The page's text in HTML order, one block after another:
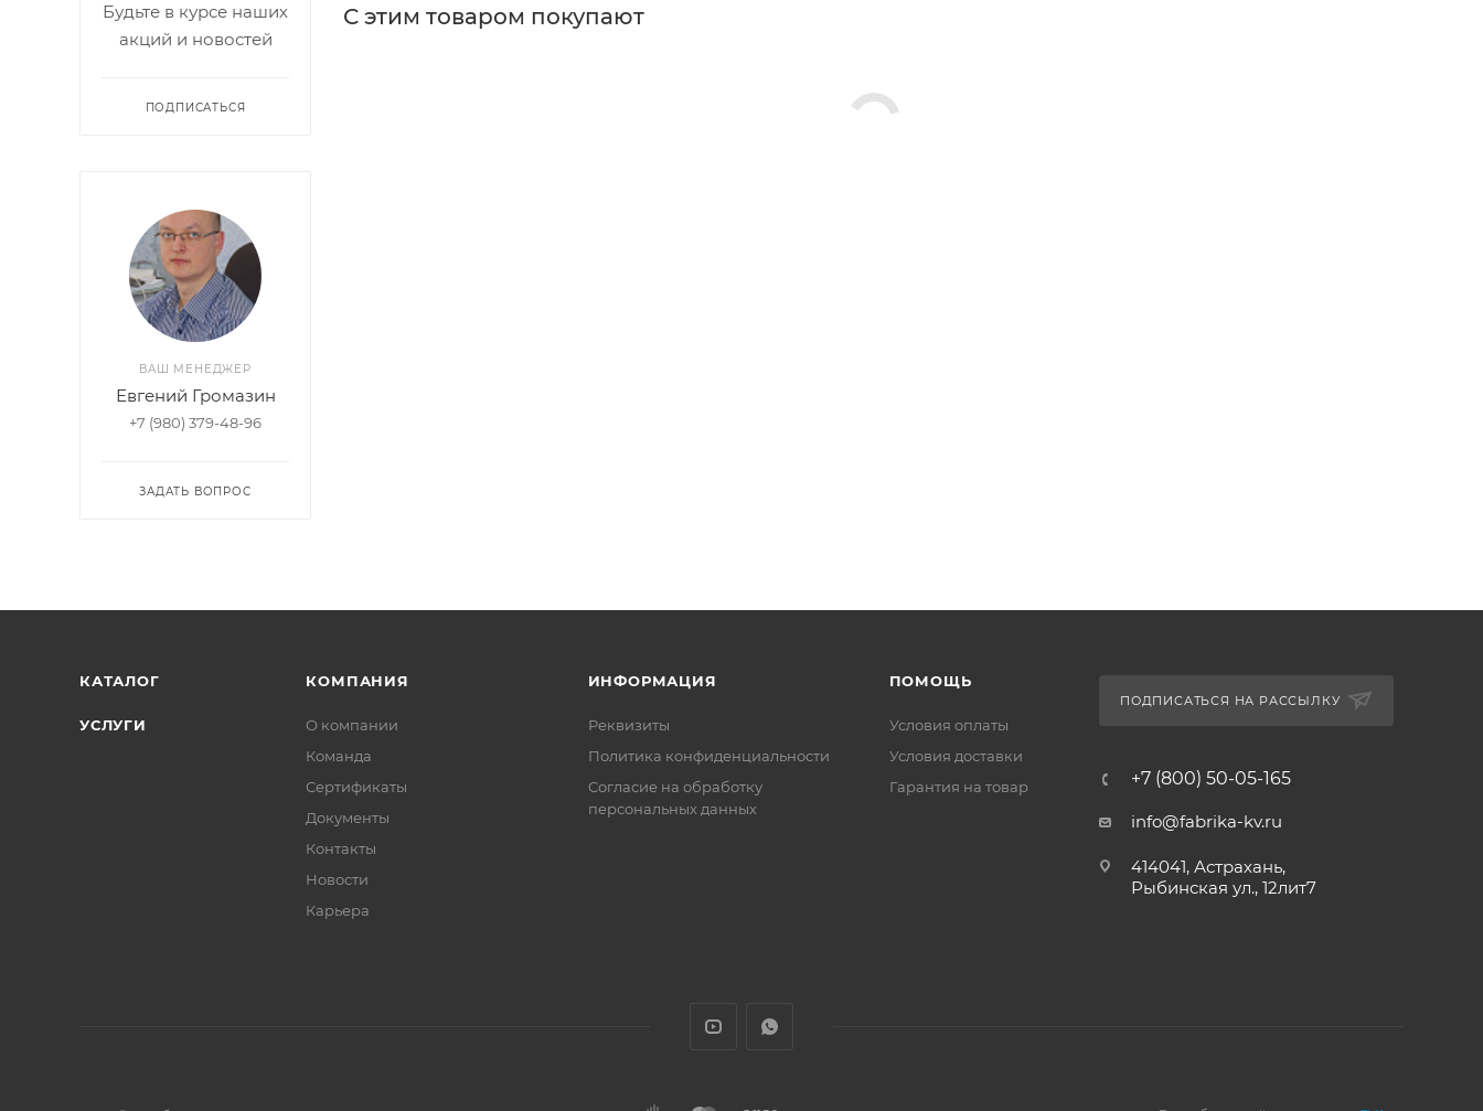
С этим товаром покупают
Будьте в курсе наших
акций и новостей
ПОДПИСАТЬСЯ
ВАШ МЕНЕДЖЕР
Евгений Громазин
+7 (980) 379-48-96
ЗАДАТЬ ВОПРОС
КАТАЛОГ
УСЛУГИ
КОМПАНИЯ
О компании
Команда
Сертификаты
Документы
Контакты
Новости
Карьера
ИНФОРМАЦИЯ
Реквизиты
Политика конфиденциальности
Cогласие на обработку
персональных данных
ПОМОЩЬ
Условия оплаты
Условия доставки
Гарантия на товар
ПОДПИСАТЬСЯ НА РАССЫЛКУ
+7 (800) 50-05-165
info@fabrika-kv.ru
414041, Астрахань,
Рыбинская ул., 12лит7